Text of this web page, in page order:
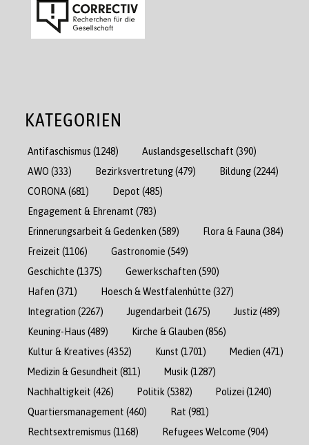
KATEGORIEN
Antifaschismus (1248) Auslandsgesellschaft (390)
AWO (333) Bezirksvertretung(479) Bildung(2244)
CORONA(681) Depot (485)
Engagement & Ehrenamt (783)
Erinnerungsarbeit & Gedenken (589) Flora & Fauna (384)
Freizeit (1106) Gastronomie (549)
Geschichte (1375) Gewerkschaften (590)
Hafen (371) Hoesch & Westfalenhütte (327)
Integration (2267) Jugendarbeit (1675) Justiz(489)
Keuning-Haus (489) Kirche & Glauben (856)
Kultur & Kreatives (4352) Kunst (1701) Medien (471)
Medizin & Gesundheit (811) Musik(1287)
Nachhaltigkeit (426) Politik(5382) Polizei (1240)
Quartiersmanagement (460) Rat (981)
Rechtsextremismus (1168) Refugees Welcome (904)